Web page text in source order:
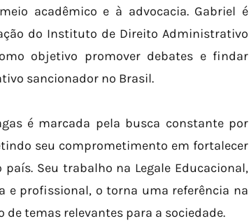
acadêmico e à advocacia. Gabriel é
do Instituto de Direito Administrativo
objetivo promover debates e findar
sancionador no Brasil.
é marcada pela busca constante por
seu comprometimento em fortalecer
Seu trabalho na Legale Educacional,
e profissional, o torna uma referência na
temas relevantes para a sociedade.